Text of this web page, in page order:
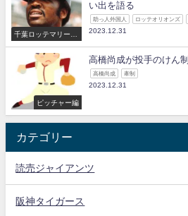
千葉ロッテマリーン
ズ
い出を語る
助っ人外国人 ロッテオリオンズ
2023.12.31
ピッチャー編
高橋尚成が投手のけん
高橋尚成 牽制
2023.12.31
カテゴリー
読売ジャイアンツ
阪神タイガース